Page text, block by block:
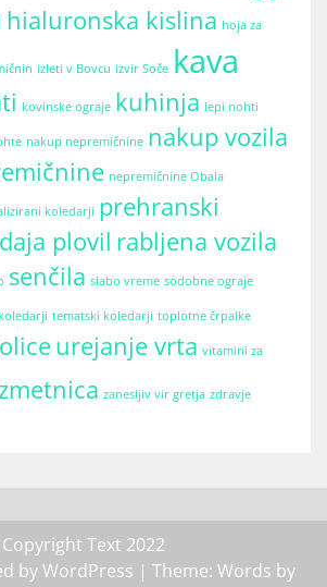
hialuronska kislina hoja za
izleti v Bovcu izvir Soče kava
kovinske ograje kuhinja lepi nohti
nakup nepremičnine nakup vozila
nepremičnine Obala
koledarji prehranski
plovil rabljena vozila
senčila slabo vreme sodobne ograje
tematski koledarji toplotne črpalke
urejanje vrta vitamini za
zanesljiv vir gretja zdravje
Copyright Text 2022
by WordPress | Theme: Words by